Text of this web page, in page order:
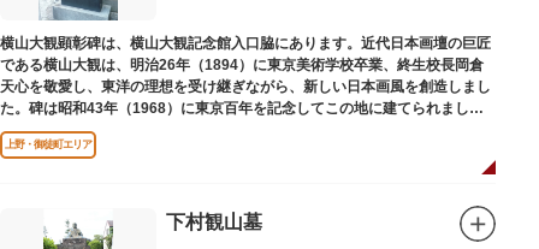
横山大観顕彰碑は、横山大観記念館入口脇にあります。近代日本画壇の巨匠
である横山大観は、明治26年（1894）に東京美術学校卒業、終生校長岡倉
天心を敬愛し、東洋の理想を受け継ぎながら、新しい日本画風を創造しまし
た。碑は昭和43年（1968）に東京百年を記念してこの地に建てられまし
た。
上野・御徒町エリア
下村観山墓